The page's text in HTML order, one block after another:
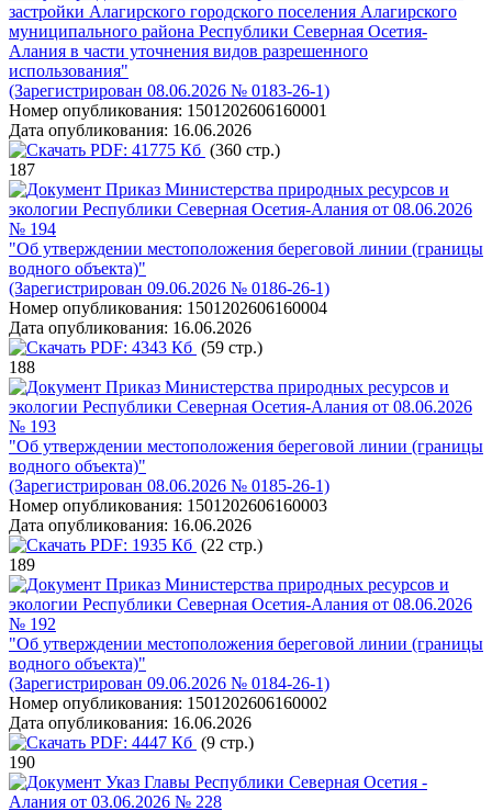
застройки Алагирского городского поселения Алагирского
муниципального района Республики Северная Осетия-
Алания в части уточнения видов разрешенного
использования"
(Зарегистрирован 08.06.2026 № 0183-26-1)
Номер опубликования: 1501202606160001
Дата опубликования: 16.06.2026
PDF: 41775 Кб (360 стр.)
187
Приказ Министерства природных ресурсов и
экологии Республики Северная Осетия-Алания от 08.06.2026
№ 194
"Об утверждении местоположения береговой линии (границы
водного объекта)"
(Зарегистрирован 09.06.2026 № 0186-26-1)
Номер опубликования: 1501202606160004
Дата опубликования: 16.06.2026
PDF: 4343 Кб (59 стр.)
188
Приказ Министерства природных ресурсов и
экологии Республики Северная Осетия-Алания от 08.06.2026
№ 193
"Об утверждении местоположения береговой линии (границы
водного объекта)"
(Зарегистрирован 08.06.2026 № 0185-26-1)
Номер опубликования: 1501202606160003
Дата опубликования: 16.06.2026
PDF: 1935 Кб (22 стр.)
189
Приказ Министерства природных ресурсов и
экологии Республики Северная Осетия-Алания от 08.06.2026
№ 192
"Об утверждении местоположения береговой линии (границы
водного объекта)"
(Зарегистрирован 09.06.2026 № 0184-26-1)
Номер опубликования: 1501202606160002
Дата опубликования: 16.06.2026
PDF: 4447 Кб (9 стр.)
190
Указ Главы Республики Северная Осетия -
Алания от 03.06.2026 № 228